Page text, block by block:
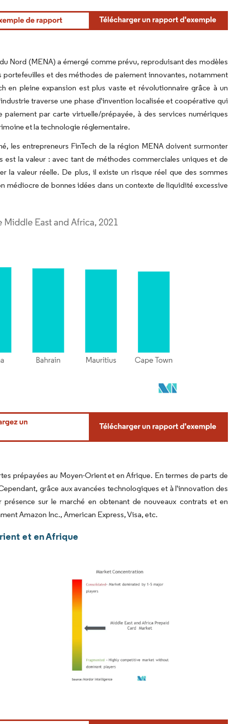
Nord (MENA) a émergé comme prévu, reproduisant des modèles
et des méthodes de paiement innovantes, notamment
en pleine expansion est plus vaste et révolutionnaire grâce à un
traverse une phase d'invention localisée et coopérative qui
par carte virtuelle/prépayée, à des services numériques
et la technologie réglementaire.
les entrepreneurs FinTech de la région MENA doivent surmonter
la valeur : avec tant de méthodes commerciales uniques et de
la valeur réelle. De plus, il existe un risque réel que des sommes
de bonnes idées dans un contexte de liquidité excessive
prépayées au Moyen-Orient et en Afrique. En termes de parts de
grâce aux avancées technologiques et à l'innovation des
sur le marché en obtenant de nouveaux contrats et en
Amazon Inc., American Express, Visa, etc.
et en Afrique
Image © Mordor Intelligence. La réutilisation nécessite une attribution sous CC BY 4.0.